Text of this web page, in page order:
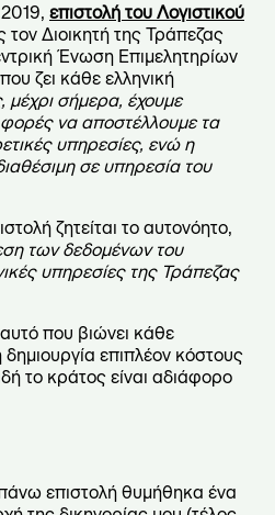
επιστολή του Λογιστικού
Διοικητή της Τράπεζας
Ένωση Επιμελητηρίων
ζει κάθε ελληνική
μέχρι σήμερα, έχουμε
φορές να αποστέλλουμε τα
υπηρεσίες, ενώ η
σε υπηρεσία του
ζητείται το αυτονόητο,
των δεδομένων του
υπηρεσίες της Τράπεζας
που βιώνει κάθε
δημιουργία επιπλέον κόστους
το κράτος είναι αδιάφορο
επιστολή θυμήθηκα ένα